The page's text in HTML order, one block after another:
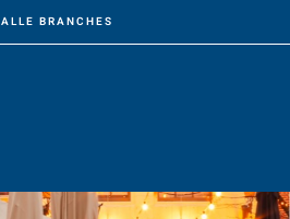
ALLE BRANCHES